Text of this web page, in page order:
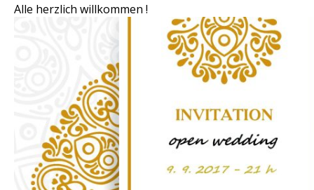
Alle herzlich willkommen !